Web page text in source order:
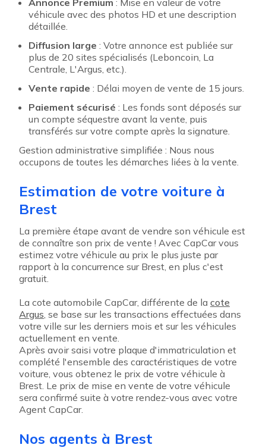
Annonce Premium : Mise en valeur de votre
véhicule avec des photos HD et une description
détaillée.
Diffusion large : Votre annonce est publiée sur
plus de 20 sites spécialisés (Leboncoin, La
Centrale, L'Argus, etc.).
Vente rapide : Délai moyen de vente de 15 jours.
Paiement sécurisé : Les fonds sont déposés sur
un compte séquestre avant la vente, puis
transférés sur votre compte après la signature.
Gestion administrative simplifiée : Nous nous
occupons de toutes les démarches liées à la vente.
Estimation de votre voiture à
Brest
La première étape avant de vendre son véhicule est
de connaître son prix de vente ! Avec CapCar vous
estimez votre véhicule au prix le plus juste par
rapport à la concurrence sur Brest, en plus c'est
gratuit.
La cote automobile CapCar, différente de la cote
Argus, se base sur les transactions effectuées dans
votre ville sur les derniers mois et sur les véhicules
actuellement en vente.
Après avoir saisi votre plaque d'immatriculation et
complété l'ensemble des caractéristiques de votre
voiture, vous obtenez le prix de votre véhicule à
Brest. Le prix de mise en vente de votre véhicule
sera confirmé suite à votre rendez-vous avec votre
Agent CapCar.
Nos agents à Brest